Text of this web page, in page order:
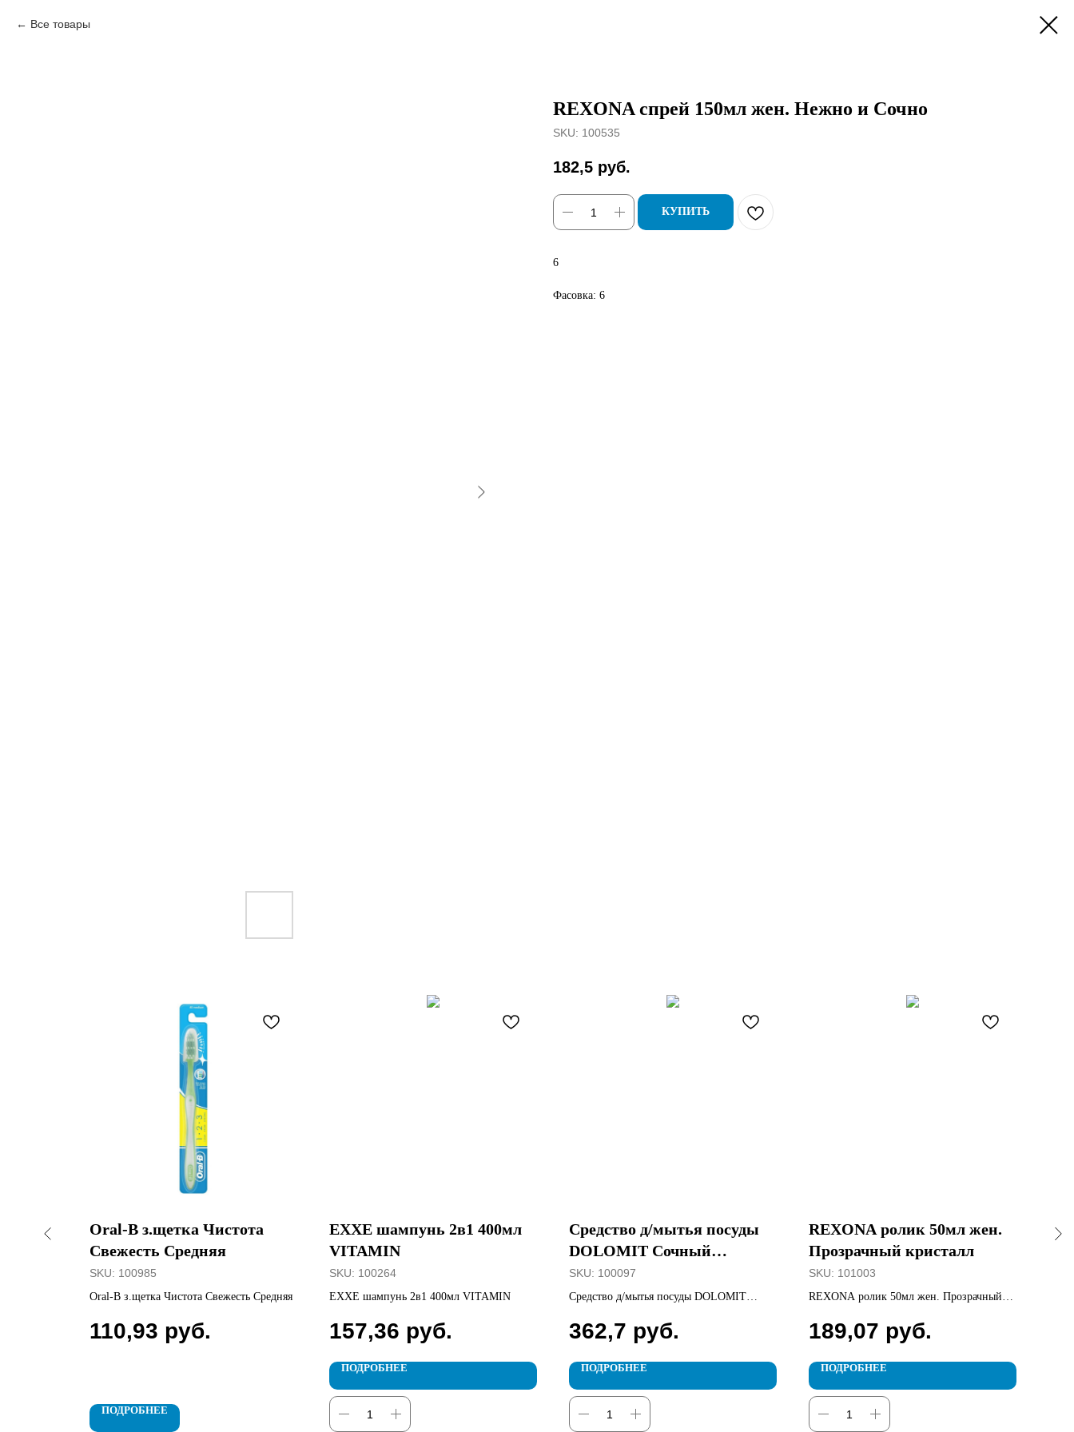
Все товары
REXONA спрей 150мл жен. Нежно и Сочно
SKU: 100535
182,5 руб.
КУПИТЬ
6
Фасовка: 6
Oral-B з.щетка Чистота
Свежесть Средняя
SKU: 100985
Oral-B з.щетка Чистота Свежесть Средняя
110,93 руб.
ПОДРОБНЕЕ
EXXE шампунь 2в1 400мл
VITAMIN
SKU: 100264
EXXE шампунь 2в1 400мл VITAMIN
157,36 руб.
ПОДРОБНЕЕ
Средство д/мытья посуды
DOLOMIT Cочный
апельсин 1,5л
SKU: 100097
Средство д/мытья посуды DOLOMIT
362,7 руб.
ПОДРОБНЕЕ
REXONA ролик 50мл жен.
Прозрачный кристалл
SKU: 101003
REXONA ролик 50мл жен. Прозрачный
189,07 руб.
ПОДРОБНЕЕ